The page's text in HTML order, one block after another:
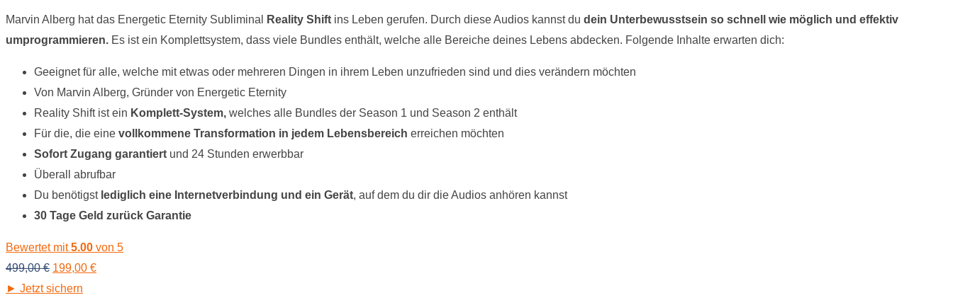
Marvin Alberg hat das Energetic Eternity Subliminal Reality Shift ins Leben gerufen. Durch diese Audios kannst du dein Unterbewusstsein so schnell wie möglich und effektiv
umprogrammieren. Es ist ein Komplettsystem, dass viele Bundles enthält, welche alle Bereiche deines Lebens abdecken. Folgende Inhalte erwarten dich:
Geeignet für alle, welche mit etwas oder mehreren Dingen in ihrem Leben unzufrieden sind und dies verändern möchten
Von Marvin Alberg, Gründer von Energetic Eternity
Reality Shift ist ein Komplett-System, welches alle Bundles der Season 1 und Season 2 enthält
Für die, die eine vollkommene Transformation in jedem Lebensbereich erreichen möchten
Sofort Zugang garantiert und 24 Stunden erwerbbar
Überall abrufbar
Du benötigst lediglich eine Internetverbindung und ein Gerät, auf dem du dir die Audios anhören kannst
30 Tage Geld zurück Garantie
Bewertet mit5.00 von 5
499,00€ Ursprünglicher
Preis
199,00 €Aktueller
► Jetzt sichern